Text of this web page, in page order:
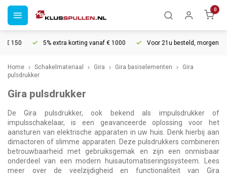
0
5% extra korting vanaf € 1000 Voor 21u besteld, morgen in huis*
Home Schakelmateriaal Gira Gira basiselementen
Gira
pulsdrukker
Gira pulsdrukker
De Gira pulsdrukker, ook bekend als impulsdrukker of
impulsschakelaar, is een geavanceerde oplossing voor het
aansturen van elektrische apparaten in uw huis. Denk hierbij aan
dimactoren of slimme apparaten. Deze pulsdrukkers combineren
betrouwbaarheid met gebruiksgemak en zijn een onmisbaar
onderdeel van een modern huisautomatiseringssysteem. Lees
meer over de veelzijdigheid en functionaliteit van Gira